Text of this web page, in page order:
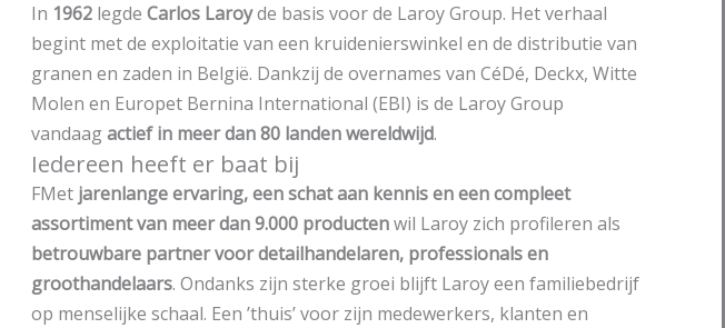
In 1962 legde Carlos Laroyde basis voor de Laroy Group. Het verhaal
begint met de exploitatie van een kruidenierswinkel en de distributie van
granen en zaden in België. Dankzij de overnames van CéDé, Deckx, Witte
Molen en Europet Bernina International (EBI) is de Laroy Group
vandaagactief in meer dan 80 landen wereldwijd.
Iedereen heeft er baat bij
FMet jarenlange ervaring, een schat aan kennis en een compleet
assortiment van meer dan 9.000 productenwil Laroy zich profileren als
betrouwbare partner voor detailhandelaren, professionals en
groothandelaars. Ondanks zijn sterke groei blijft Laroy een familiebedrijf
op menselijke schaal. Een ’thuis’ voor zijn medewerkers, klanten en